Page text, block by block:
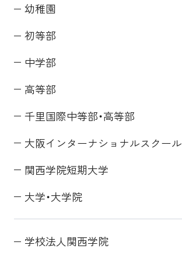
幼稚園
初等部
中学部
高等部
千里国際中等部・高等部
大阪インターナショナルスクール
関西学院短期大学
大学・大学院
学校法人関西学院